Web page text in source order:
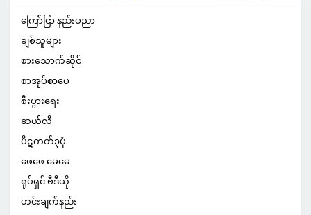
ကြော်ငြာ နည်းပညာ
ချစ်သူများ
စားသောက်ဆိုင်
စာအုပ်စာပေ
စီးပွားရေး
ဆယ်လီ
ပိဋကတ်၃ပုံ
ဖေဖေ မေမေ
ရုပ်ရှင် ဗီဒီယို
ဟင်းချက်နည်း